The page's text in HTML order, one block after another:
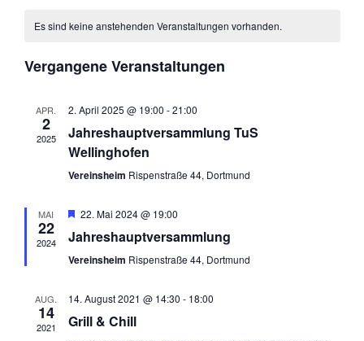
KALENDER
VERANSTALTUNGEN
Es sind keine anstehenden Veranstaltungen vorhanden.
Vergangene Veranstaltungen
APR.
2
2025
2. April 2025 @ 19:00 -21:00
Jahreshauptversammlung TuS
Wellinghofen
Vereinsheim Rispenstraße 44, Dortmund
MAI
22
2024
Hervorgehoben
22. Mai 2024 @ 19:00
Jahreshauptversammlung
Vereinsheim Rispenstraße 44, Dortmund
AUG.
14
2021
14. August 2021 @ 14:30 - 18:00
Grill & Chill